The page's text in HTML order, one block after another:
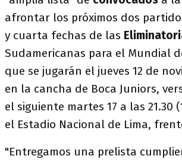
afrontar los próximos dos
y cuarta fechas de las
Sudamericanas para el Mundial
que se jugarán el jueves 12 de
en la cancha de Boca Juniors,
el siguiente martes 17 a las 21.30
el Estadio Nacional de Lima,
"Entregamos una prelista